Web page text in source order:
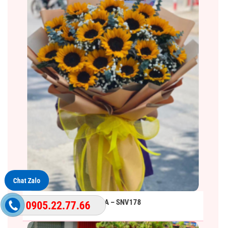
BÓ HOA – SNV178
Chat Zalo
0905.22.77.66